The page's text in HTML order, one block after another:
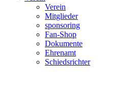
Verein
Mitglieder
sponsoring
Fan-Shop
Dokumente
Ehrenamt
Schiedsrichter